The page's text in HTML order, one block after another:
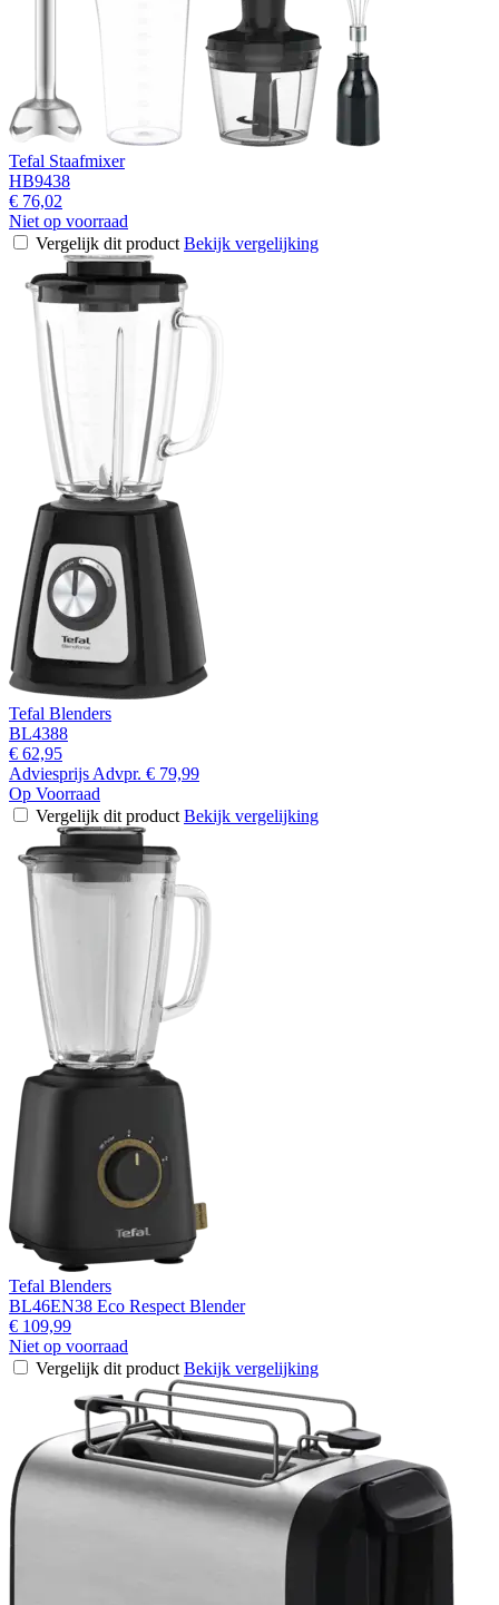
Tefal Staafmixer
HB9438
€ 76,02
Niet op voorraad
Vergelijk dit product Bekijk vergelijking
Tefal Blenders
BL4388
€ 62,95
Adviesprijs Advpr. € 79,99
Op Voorraad
Vergelijk dit product Bekijk vergelijking
Tefal Blenders
BL46EN38 Eco Respect Blender
€ 109,99
Niet op voorraad
Vergelijk dit product Bekijk vergelijking